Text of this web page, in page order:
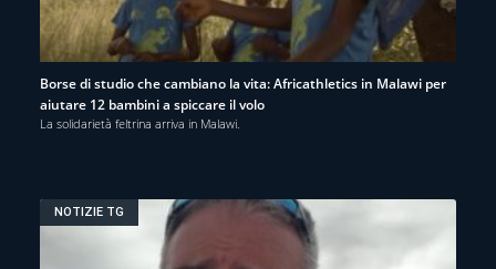
Borse di studio che cambiano la vita: Africathletics in Malawi per
aiutare 12 bambini a spiccare il volo
La solidarietà feltrina arriva in Malawi.
NOTIZIE TG